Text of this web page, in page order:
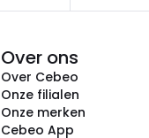
Over ons
Over Cebeo
Onze filialen
Onze merken
Cebeo App